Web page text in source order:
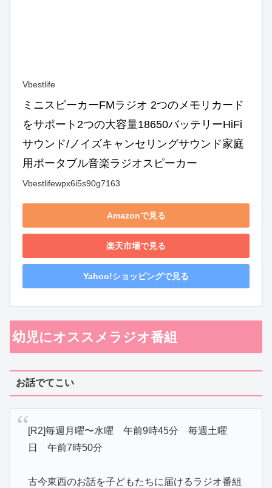
Vbestlife
ミニスピーカーFMラジオ 2つのメモリカード
をサポート2つの大容量18650バッテリーHiFi
サウンド/ノイズキャンセリングサウンド家庭
用ポータブル音楽ラジオスピーカー
Vbestlifewpx6i5s90g7163
Amazonで見る
楽天市場で見る
Yahoo!ショッピングで見る
幼児にオススメラジオ番組
お話でてこい
[R2]毎週月曜〜水曜 午前9時45分 毎週土曜
日 午前7時50分
古今東西のお話を子どもたちに届けるラジオ番組